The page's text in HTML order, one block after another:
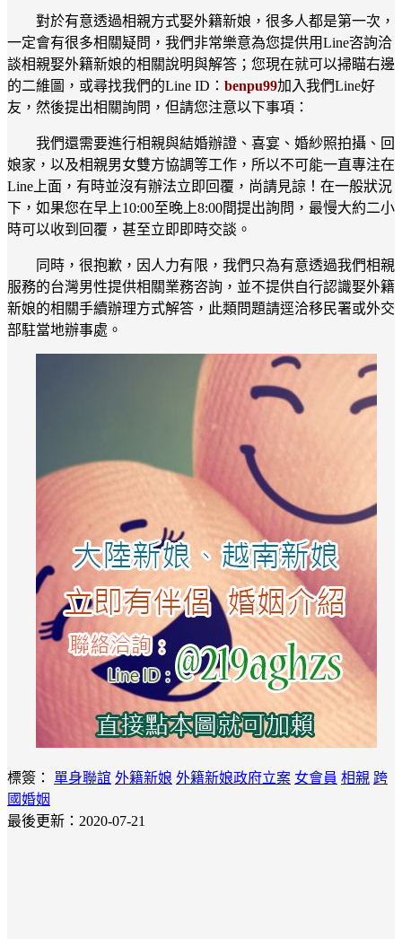
對於有意透過相親方式娶外籍新娘，很多人都是第一次，
一定會有很多相關疑問，我們非常樂意為您提供用Line咨詢洽
談相親娶外籍新娘的相關說明與解答；您現在就可以掃瞄右邊
的二維圖，或尋找我們的Line ID： benpu99加入我們Line好
友，然後提出相關詢問，但請您注意以下事項：
我們還需要進行相親與結婚辦證、喜宴、婚紗照拍攝、回
娘家，以及相親男女雙方協調等工作，所以不可能一直專注在
Line上面，有時並沒有辦法立即回覆，尚請見諒！在一般狀況
下，如果您在早上10:00至晚上8:00間提出詢問，最慢大約二小
時可以收到回覆，甚至立即即時交談。
同時，很抱歉，因人力有限，我們只為有意透過我們相親
服務的台灣男性提供相關業務咨詢，並不提供自行認識娶外籍
新娘的相關手續辦理方式解答，此類問題請逕洽移民署或外交
部駐當地辦事處。
標簽： 單身聯誼 外籍新娘 外籍新娘政府立案 女會員 相親 跨
國婚姻
最後更新：2020-07-21